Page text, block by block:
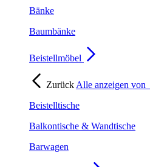
Bänke
Baumbänke
Beistellmöbel
Zurück Alle anzeigen von
Beistelltische
Balkontische & Wandtische
Barwagen